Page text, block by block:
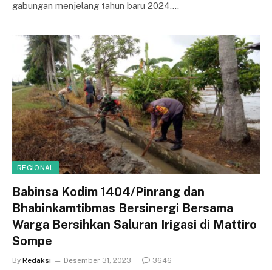
gabungan menjelang tahun baru 2024.…
REGIONAL
Babinsa Kodim 1404/Pinrang dan
Bhabinkamtibmas Bersinergi Bersama
Warga Bersihkan Saluran Irigasi di Mattiro
Sompe
By Redaksi Desember 31, 2023 3646